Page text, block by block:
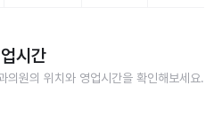
시간
의원의 위치와 영업시간을 확인해보세요.